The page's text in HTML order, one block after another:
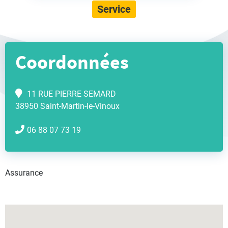
Service
Coordonnées
11 RUE PIERRE SEMARD
38950 Saint-Martin-le-Vinoux
06 88 07 73 19
Assurance